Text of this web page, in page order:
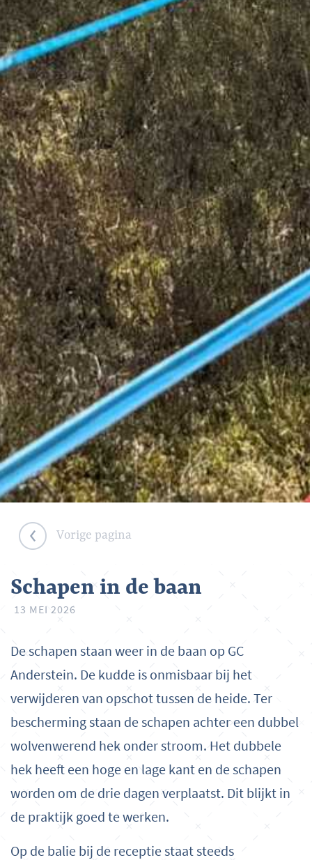
Vorige pagina
Schapen in de baan
13 MEI 2026
De schapen staan weer in de baan op GC
Anderstein. De kudde is onmisbaar bij het
verwijderen van opschot tussen de heide. Ter
bescherming staan de schapen achter een dubbel
wolvenwerend hek onder stroom. Het dubbele
hek heeft een hoge en lage kant en de schapen
worden om de drie dagen verplaatst. Dit blijkt in
de praktijk goed te werken.
Op de balie bij de receptie staat steeds